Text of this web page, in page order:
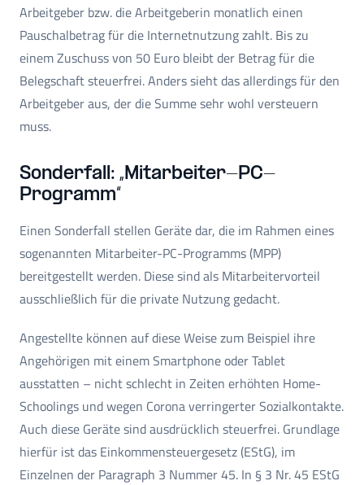
Arbeitgeber bzw. die Arbeitgeberin monatlich einen
Pauschalbetrag für die Internetnutzung zahlt. Bis zu
einem Zuschuss von 50 Euro bleibt der Betrag für die
Belegschaft steuerfrei. Anders sieht das allerdings für den
Arbeitgeber aus, der die Summe sehr wohl versteuern
muss.
Sonderfall: „Mitarbeiter-PC-
Programm“
Einen Sonderfall stellen Geräte dar, die im Rahmen eines
sogenannten Mitarbeiter-PC-Programms (MPP)
bereitgestellt werden. Diese sind als Mitarbeitervorteil
ausschließlich für die private Nutzung gedacht.
Angestellte können auf diese Weise zum Beispiel ihre
Angehörigen mit einem Smartphone oder Tablet
ausstatten – nicht schlecht in Zeiten erhöhten Home-
Schoolings und wegen Corona verringerter Sozialkontakte.
Auch diese Geräte sind ausdrücklich steuerfrei. Grundlage
hierfür ist das Einkommensteuergesetz (EStG), im
Einzelnen der Paragraph 3 Nummer 45. In § 3 Nr. 45 EStG